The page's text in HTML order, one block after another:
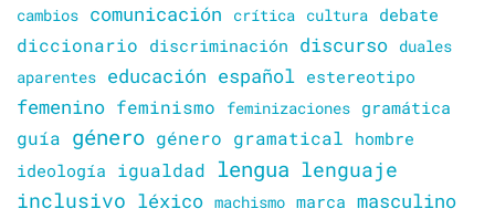
cambios comunicación crítica cultura debate
diccionario discriminación discurso duales
aparentes educación español estereotipo
femenino feminismo feminizaciones gramática
guía género género gramatical hombre
ideología igualdad lengua lenguaje
inclusivo léxico machismo marca masculino